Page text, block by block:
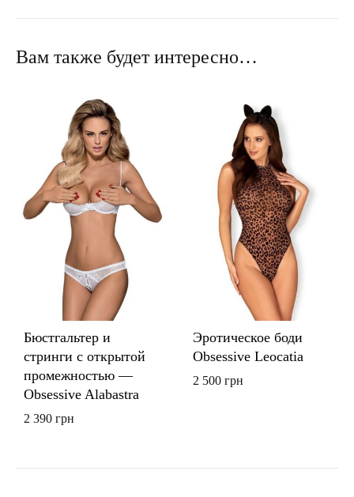
Вам также будет интересно…
Бюстгальтер и
стринги с открытой
промежностью —
Obsessive Alabastra
2 390 грн
Эротическое боди
Obsessive Leocatia
2 500 грн